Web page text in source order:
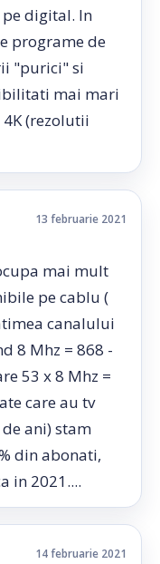
digital. In
programe de
"purici" si
mai mari
(rezolutii
13 februarie 2021
mai mult
pe cablu (
canalului
8 Mhz = 868 -
53 x 8 Mhz =
care au tv
ani) stam
din abonati,
in 2021....
14 februarie 2021